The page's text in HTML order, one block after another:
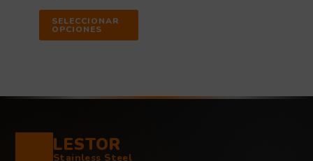
SELECCIONAR
OPCIONES
LESTOR
Stainless Steel